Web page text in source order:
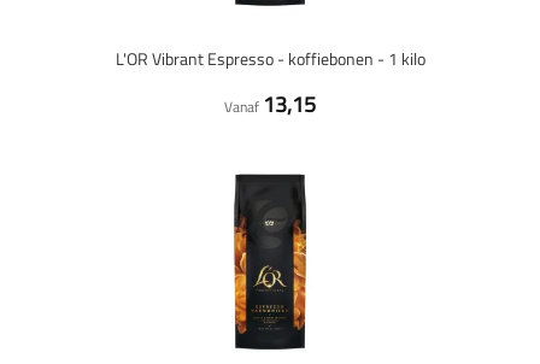
L'OR Vibrant Espresso - koffiebonen - 1 kilo
Vanaf 13,15